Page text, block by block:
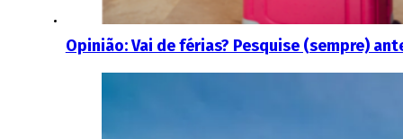
Opinião: Vai de férias? Pesquise (sempre)